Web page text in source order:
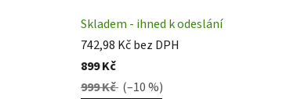
Skladem - ihned k odeslání
742,98 Kč bez DPH
899 Kč
999 Kč (–10 %)